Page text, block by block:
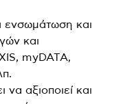
ενσωμάτωση και
και
myDATA,
αξιοποιεί και